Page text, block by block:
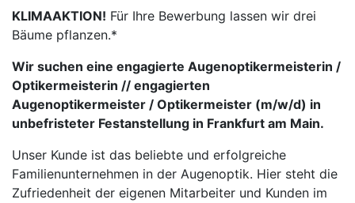
KLIMAAKTION! Für Ihre Bewerbung lassen wir drei
Bäume pflanzen.*
Wir suchen eine engagierte Augenoptikermeisterin /
Optikermeisterin // engagierten
Augenoptikermeister / Optikermeister (m/w/d) in
unbefristeter Festanstellung in Frankfurt am Main.
Unser Kunde ist das beliebte und erfolgreiche
Familienunternehmen in der Augenoptik. Hier steht die
Zufriedenheit der eigenen Mitarbeiter und Kunden im